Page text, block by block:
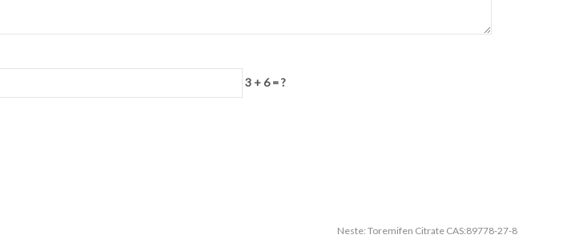
3 + 6 = ?
Neste: Toremifen Citrate CAS:89778-27-8